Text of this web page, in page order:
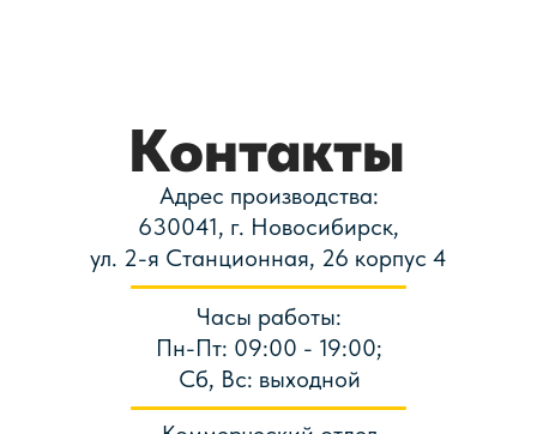
Полный список региональных
представителей BAUMECH
Адрес производства:
630041, г. Новосибирск,
ул. 2-я Станционная, 26 корпус 4
Часы работы:
Пн-Пт: 09:00 - 19:00;
Сб, Вс: выходной
Контакты